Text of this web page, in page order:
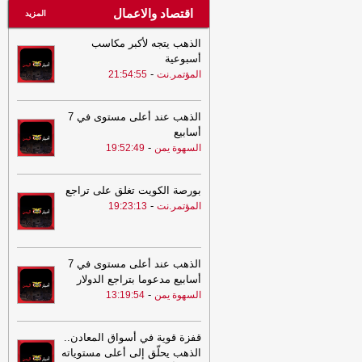
اقتصاد والاعمال المزيد
الذهب يتجه لأكبر مكاسب
أسبوعية
المؤتمر.نت -
21:54:55
الذهب عند أعلى مستوى في 7
أسابيع
السهوة يمن -
19:52:49
بورصة الكويت تغلق على تراجع
المؤتمر.نت -
19:23:13
الذهب عند أعلى مستوى في 7
أسابيع مدعوما بتراجع الدولار
السهوة يمن -
13:19:54
قفزة قوية في أسواق المعادن..
الذهب يحلّق إلى أعلى مستوياته